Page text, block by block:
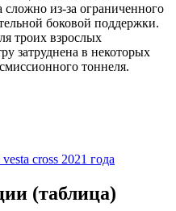
из-за ограниченного
боковой поддержки.
троих взрослых
затруднена в некоторых
тоннеля.
cross 2021 года
(таблица)